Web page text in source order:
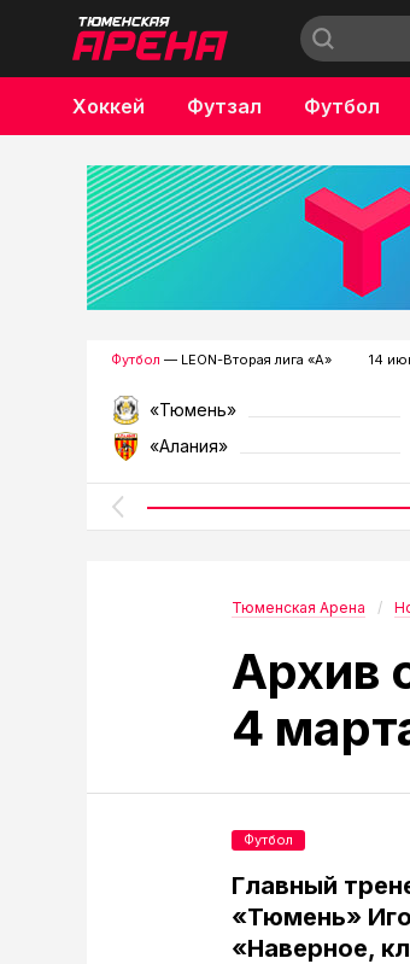
Хоккей Футзал Футбол
Бокс
Футбол — LEON-Вторая лига «А» 14
«Тюмень»
«Алания»
Тюменская Арена
Архив
4
Главный
«Тюмень»
«Наверное,
Футбол